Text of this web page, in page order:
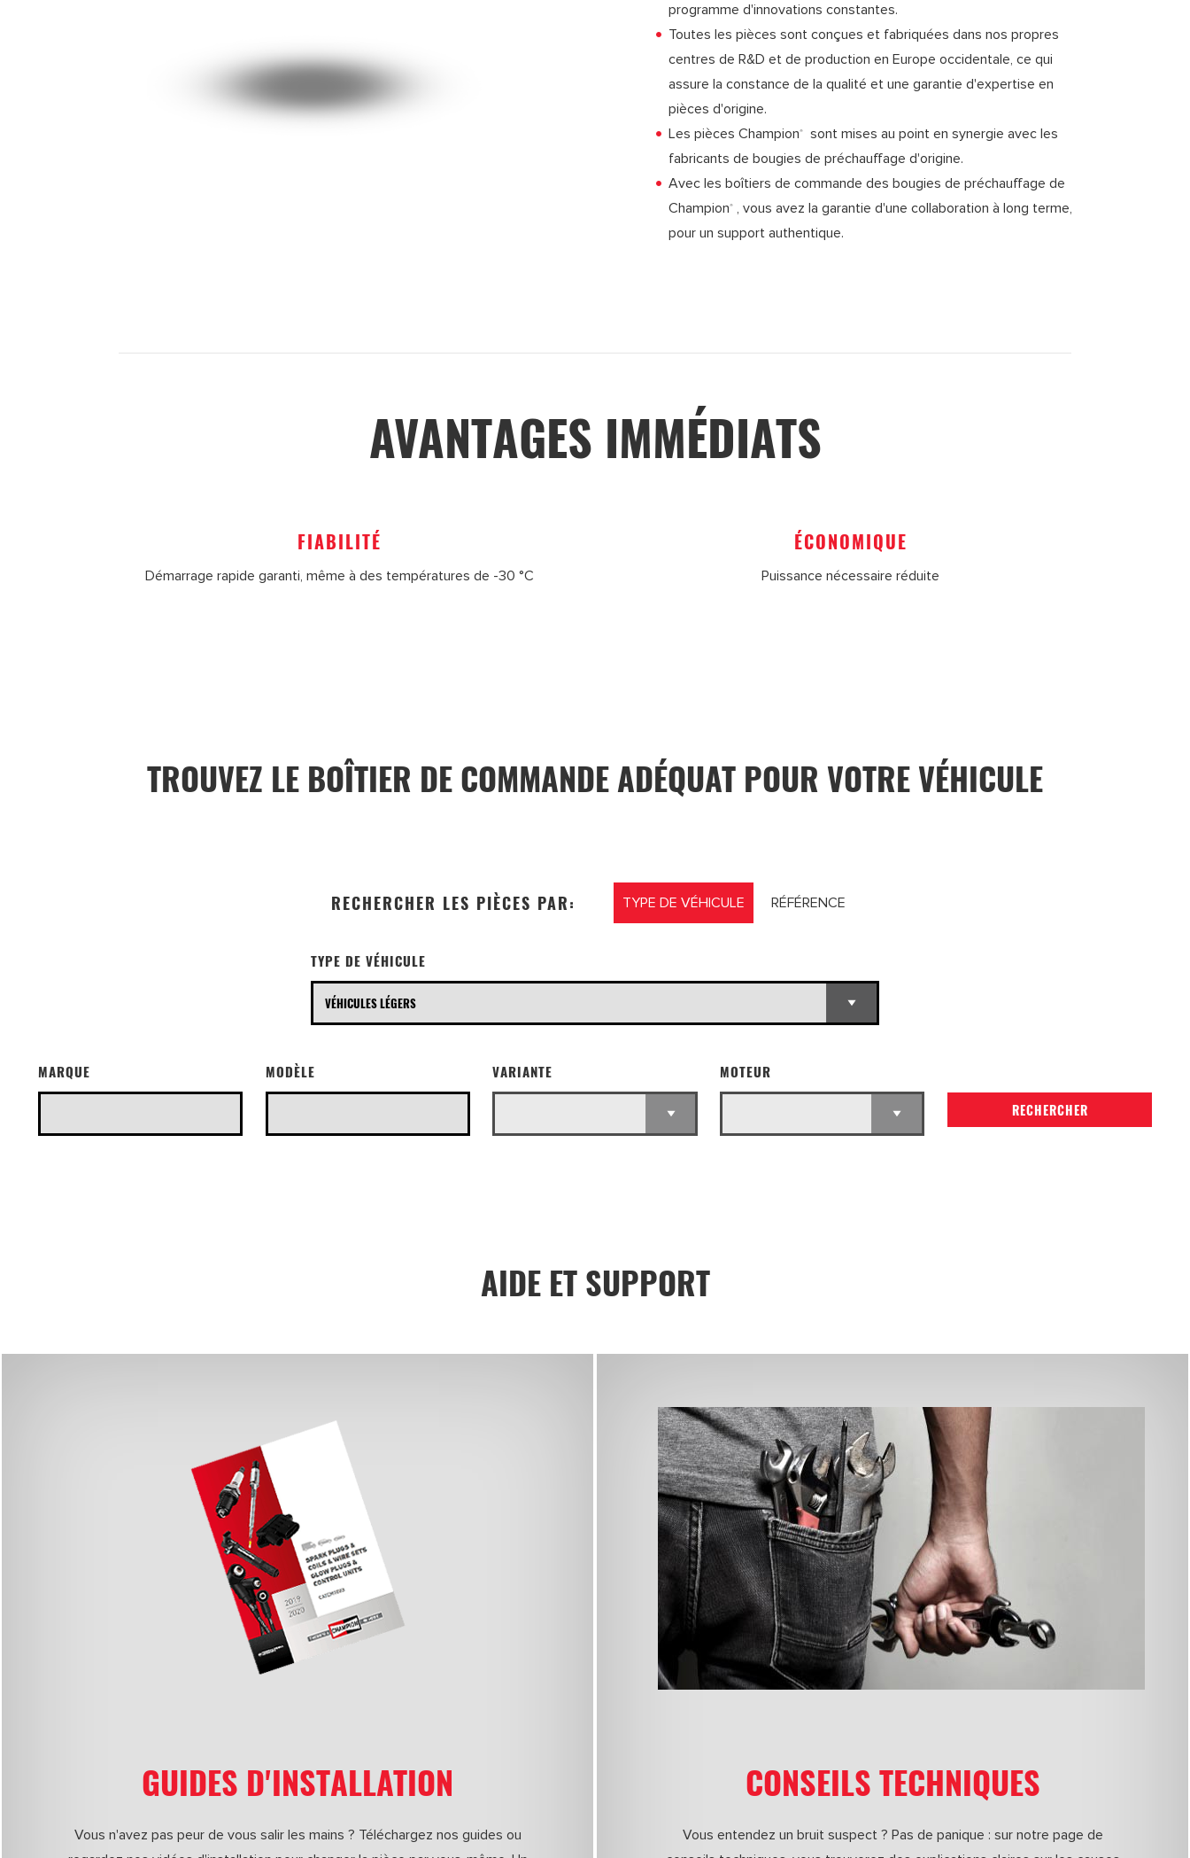
programme d'innovations constantes.
Toutes les pièces sont conçues et fabriquées dans nos propres
centres de R&D et de production en Europe occidentale, ce qui
assure la constance de la qualité et une garantie d'expertise en
pièces d'origine.
Les pièces Champion®
sont mises au point en synergie avec les
fabricants de bougies de préchauffage d'origine.
Avec les boîtiers de commande des bougies de préchauffage de
Champion®
, vous avez la garantie d'une collaboration à long terme,
pour un support authentique.
AVANTAGES IMMÉDIATS
FIABILITÉ
Démarrage rapide garanti, même à des températures de -30 °C
ÉCONOMIQUE
Puissance nécessaire réduite
TROUVEZ LE BOÎTIER DE COMMANDE ADÉQUAT POUR VOTRE VÉHICULE
RECHERCHER LES PIÈCES PAR: TYPE DE VÉHICULE RÉFÉRENCE
TYPE DE VÉHICULE
MARQUE MODÈLE VARIANTE MOTEUR
RECHERCHER
AIDE ET SUPPORT
GUIDES D'INSTALLATION
Vous n'avez pas peur de vous salir les mains ? Téléchargez nos guides ou
CONSEILS TECHNIQUES
Vous entendez un bruit suspect ? Pas de panique : sur notre page de